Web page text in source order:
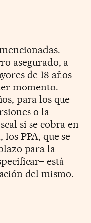
asegurado, a
de 18 años
momento.
para los que
o la
si se cobra en
PPA, que se
para la
está
del mismo.